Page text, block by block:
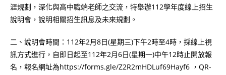
涯規劃，深化與高中職端老師之交流，特舉辦112學年度線上招生
說明會，說明相關招生訊息及未來規劃。
二、說明會時間：112年2月8日(星期三)下午2時至4時，採線上視
訊方式進行，自即日起至112年2月6日(星期一)中午12時止開放報
名，報名網址為https://forms.gle/Z2R2mHDLuf69Hayf6 ，QR-